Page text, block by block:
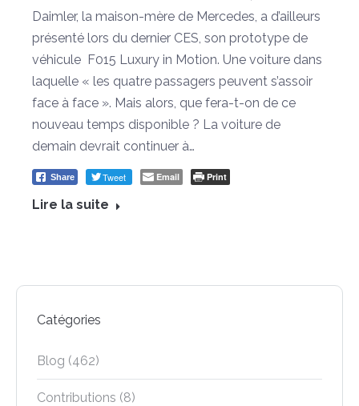
Daimler, la maison-mère de Mercedes, a d’ailleurs
présenté lors du dernier CES, son prototype de
véhicule F015 Luxury in Motion. Une voiture dans
laquelle « les quatre passagers peuvent s’assoir
face à face ». Mais alors, que fera-t-on de ce
nouveau temps disponible ? La voiture de
demain devrait continuer à…
Share Tweet Email Print
Lire la suite
Catégories
Blog (462)
Contributions (8)